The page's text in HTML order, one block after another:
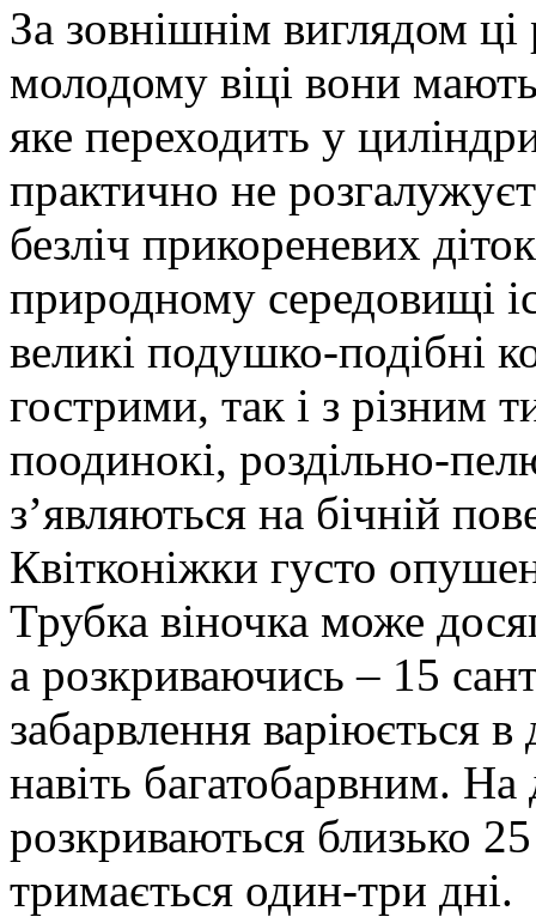
За зовнішнім виглядом
молодому віці вони
яке переходить у
практично не
безліч прикореневих
природному середовищі
великі подушко-подібні
гострими, так і з різним
поодинокі, роздільно-
з’являються на бічній
Квітконіжки густо
Трубка віночка може
а розкриваючись – 15
забарвлення варіюється
навіть багатобарвним.
розкриваються близько
тримається один-три дні.